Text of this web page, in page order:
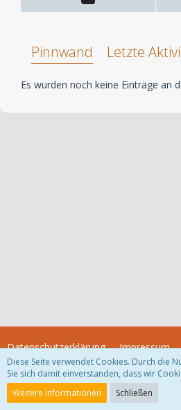
Pinnwand Letzte
Es wurden noch keine Einträge an
Datenschutzerklärung Impressum
Community-Software:
Diese Seite verwendet Cookies. Durch die
Sie sich damit einverstanden, dass wir
Weitere Informationen
Schließen